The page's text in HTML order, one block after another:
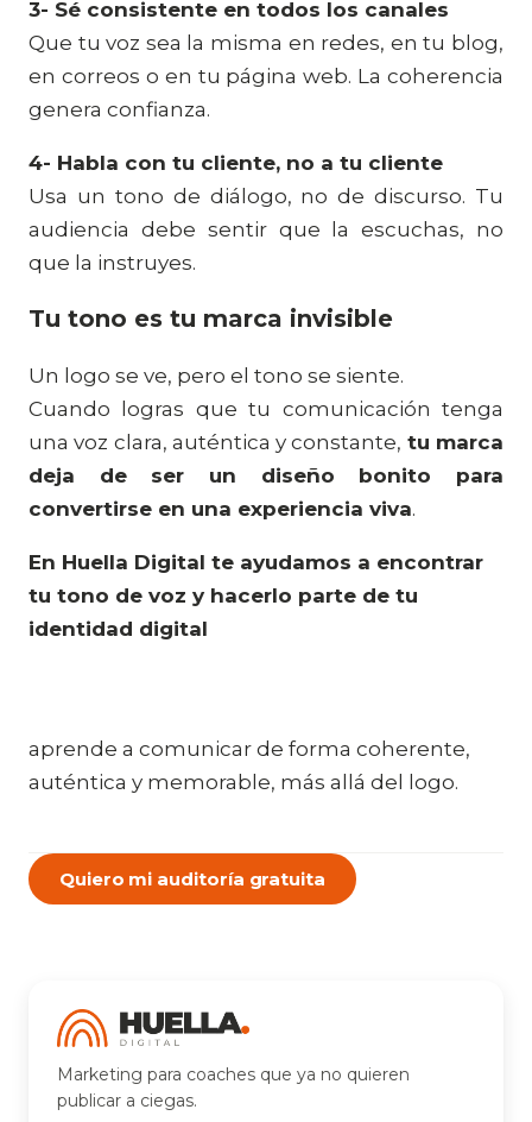
3- Sé consistente en todos los canales
Que tu voz sea la misma en redes, en tu blog,
en correos o en tu página web. La coherencia
genera confianza.
4- Habla con tu cliente, no a tu cliente
Usa un tono de diálogo, no de discurso. Tu
audiencia debe sentir que la escuchas, no
que la instruyes.
Tu tono es tu marca invisible
Un logo se ve, pero el tono se siente.
Cuando logras que tu comunicación tenga
una voz clara, auténtica y constante, tu marca
deja de ser un diseño bonito para
convertirse en una experiencia viva.
En Huella Digital te ayudamos a encontrar
tu tono de voz y hacerlo parte de tu
identidad digital
aprende a comunicar de forma coherente,
auténtica y memorable, más allá del logo.
Quiero mi auditoría gratuita
Marketing para coaches que ya no quieren
publicar a ciegas.